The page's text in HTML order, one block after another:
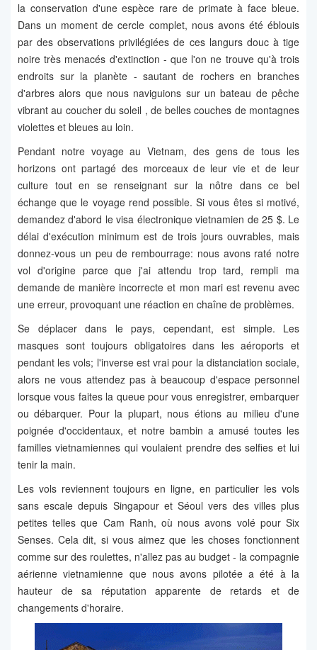
la conservation d'une espèce rare de primate à face bleue.
Dans un moment de cercle complet, nous avons été éblouis
par des observations privilégiées de ces langurs douc à tige
noire très menacés d'extinction - que l'on ne trouve qu'à trois
endroits sur la planète - sautant de rochers en branches
d'arbres alors que nous naviguions sur un bateau de pêche
vibrant au coucher du soleil , de belles couches de montagnes
violettes et bleues au loin.
Pendant notre voyage au Vietnam, des gens de tous les
horizons ont partagé des morceaux de leur vie et de leur
culture tout en se renseignant sur la nôtre dans ce bel
échange que le voyage rend possible. Si vous êtes si motivé,
demandez d'abord le visa électronique vietnamien de 25 $. Le
délai d'exécution minimum est de trois jours ouvrables, mais
donnez-vous un peu de rembourrage: nous avons raté notre
vol d'origine parce que j'ai attendu trop tard, rempli ma
demande de manière incorrecte et mon mari est revenu avec
une erreur, provoquant une réaction en chaîne de problèmes.
Se déplacer dans le pays, cependant, est simple. Les
masques sont toujours obligatoires dans les aéroports et
pendant les vols; l'inverse est vrai pour la distanciation sociale,
alors ne vous attendez pas à beaucoup d'espace personnel
lorsque vous faites la queue pour vous enregistrer, embarquer
ou débarquer. Pour la plupart, nous étions au milieu d'une
poignée d'occidentaux, et notre bambin a amusé toutes les
familles vietnamiennes qui voulaient prendre des selfies et lui
tenir la main.
Les vols reviennent toujours en ligne, en particulier les vols
sans escale depuis Singapour et Séoul vers des villes plus
petites telles que Cam Ranh, où nous avons volé pour Six
Senses. Cela dit, si vous aimez que les choses fonctionnent
comme sur des roulettes, n'allez pas au budget - la compagnie
aérienne vietnamienne que nous avons pilotée a été à la
hauteur de sa réputation apparente de retards et de
changements d'horaire.